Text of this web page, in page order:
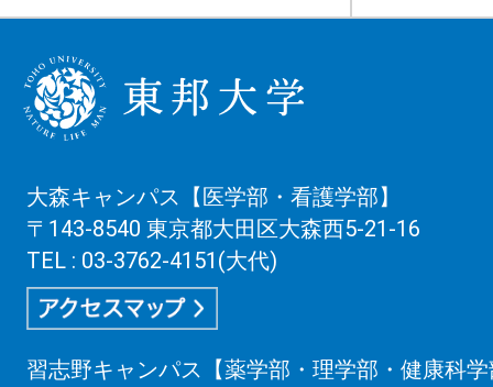
大森キャンパス【医学部・看護学部】
〒143-8540 東京都大田区大森西5-21-16
TEL : 03-3762-4151(大代)
習志野キャンパス【薬学部・理学部・健康科